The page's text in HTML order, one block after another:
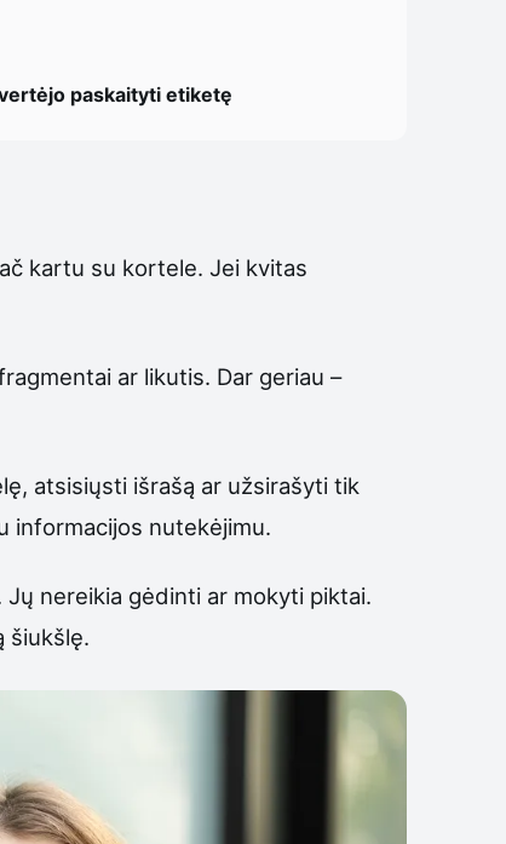
paskaityti etiketę
kartu su kortele. Jei kvitas
ar likutis. Dar geriau –
atsisiųsti išrašą ar užsirašyti tik
informacijos nutekėjimu.
nereikia gėdinti ar mokyti piktai.
šiukšlę.